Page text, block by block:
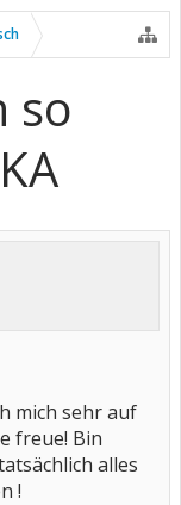
so
mich sehr auf
freue! Bin
alles
!